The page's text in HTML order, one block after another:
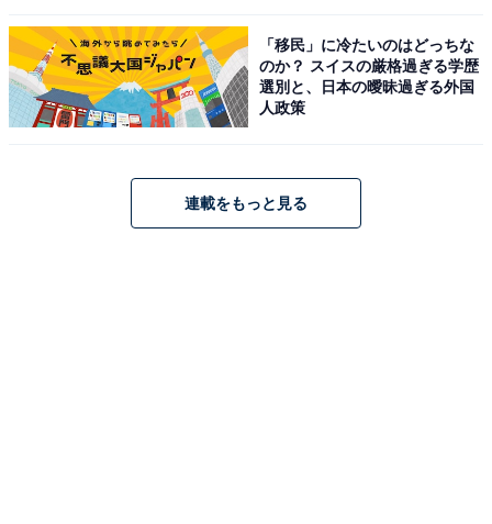
だね」「殿の涙、この先の糧になることを願う」「家康
疑心暗鬼になって、如何にして忠誠心の塊のような三河
武士団が形成されていくのか…」「いつも一緒の家臣団
を疑わなきゃいけないなんて…辛い」「家康の若さがゆ
化するのかが楽しみ！」などの声が寄せられています。
「移民」に冷たいのはどっちな
のか？ スイスの厳格過ぎる学歴
選別と、日本の曖昧過ぎる外国
人政策
連載をもっと見る